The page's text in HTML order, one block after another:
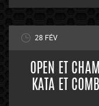
28 FÉV
OPEN ET
KATA ET